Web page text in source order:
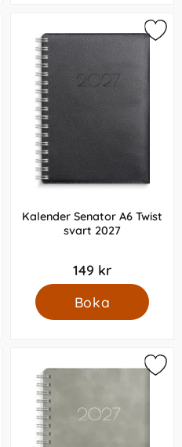
Kalender Senator A6 Twist
svart 2027
149 kr
Boka